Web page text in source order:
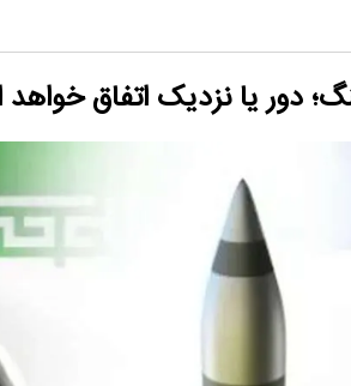
دور یا نزدیک اتفاق خواهد